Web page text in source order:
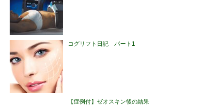
コグリフト日記 パート1
【症例付】ゼオスキン後の結果